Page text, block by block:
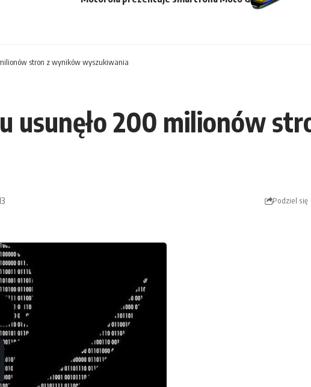
stron z wyników wyszukiwania
usunęło 200 milionów
Podziel się